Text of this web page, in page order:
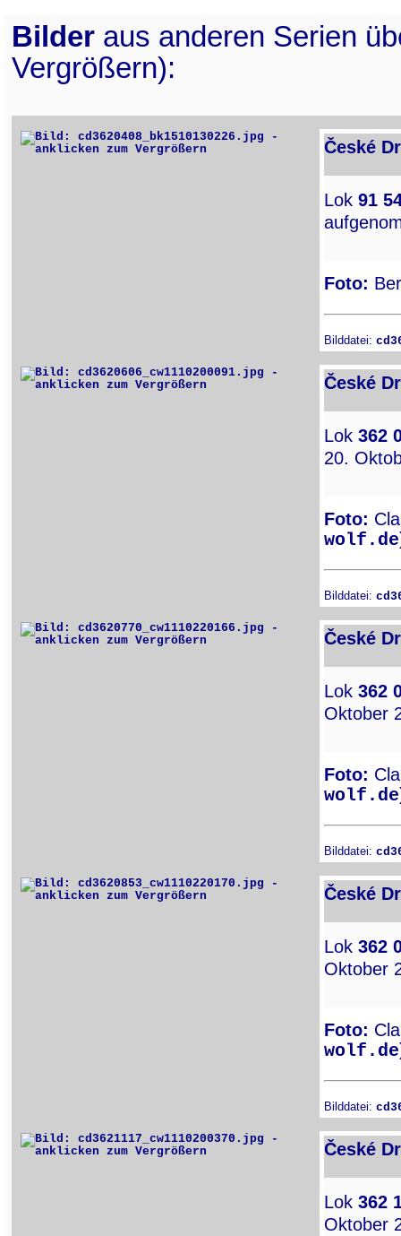
Bilder aus anderen Serien
Vergrößern):
České
Lok 91
Foto:
Bilddatei:
České
Lok 362
20.
Foto:
wolf.de
Bilddatei:
České
Lok 362
Oktober
Foto:
wolf.de
Bilddatei:
České
Lok 362
Oktober
Foto:
wolf.de
Bilddatei:
České
Lok 362
Oktober